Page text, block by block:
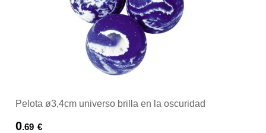
Pelota ø3,4cm universo brilla en la oscuridad
0.69 €